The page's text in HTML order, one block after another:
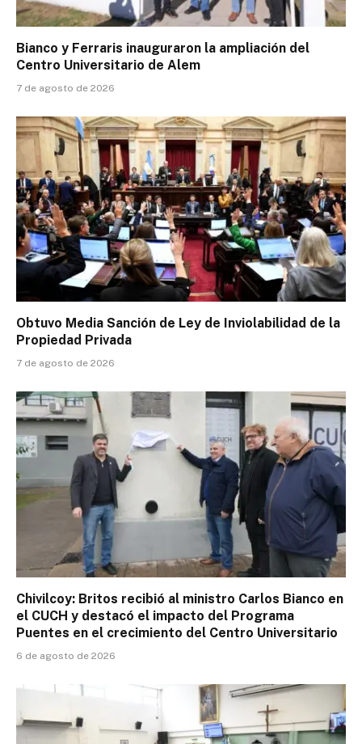
Bianco y Ferraris inauguraron la ampliación del
Centro Universitario de Alem
7 de agosto de 2026
Obtuvo Media Sanción de Ley de Inviolabilidad de la
Propiedad Privada
7 de agosto de 2026
Chivilcoy: Britos recibió al ministro Carlos Bianco en
el CUCH y destacó el impacto del Programa
Puentes en el crecimiento del Centro Universitario
6 de agosto de 2026